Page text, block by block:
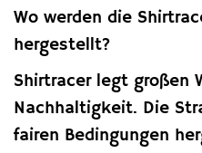
Wo werden die
hergestellt?
Shirtracer legt großen
Nachhaltigkeit. Die
fairen Bedingungen